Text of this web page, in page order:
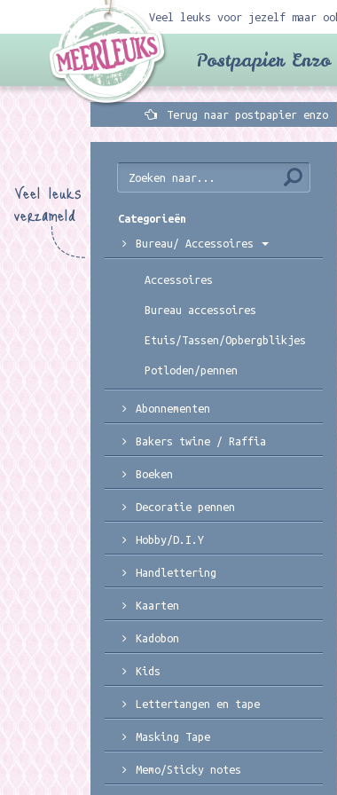
Veel leuks voor jezelf maar
Postpapier Enzo
Terug naar postpapier enzo
Veel leuks
verzameld
Categorieën
Bureau/ Accessoires
Accessoires
Bureau accessoires
Etuis/Tassen/Opbergblikjes
Potloden/pennen
Abonnementen
Bakers twine / Raffia
Boeken
Decoratie pennen
Hobby/D.I.Y
Handlettering
Kaarten
Kadobon
Kids
Lettertangen en tape
Masking Tape
Memo/Sticky notes